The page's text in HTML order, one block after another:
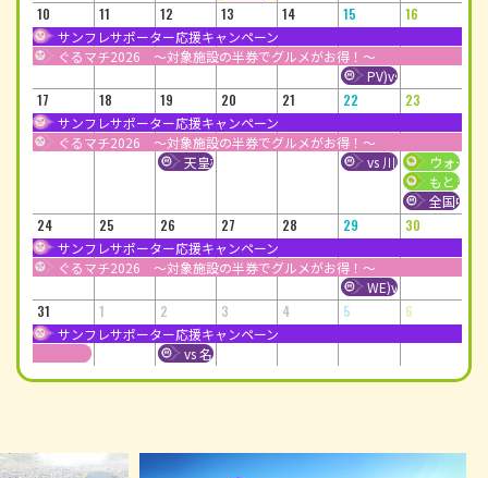
10
サンフレサポーター応援キャンペーン
ぐるマチ2026 ～対象施設の半券でグルメがお得！～
11 12 13 14 15
PV)vs. 浦和レッズ
16
17
サンフレサポーター応援キャンペーン
ぐるマチ2026 ～対象施設の半券でグルメがお得！～
18 19
天皇杯1回戦 SRC広島vs.FCマルヤス岡崎
20 21 22
vs 川崎フロンターレ
23
ウォータ
もとまち
全国中学
24
サンフレサポーター応援キャンペーン
ぐるマチ2026 ～対象施設の半券でグルメがお得！～
25 26 27 28 29
WE)vs. RB大宮アル
30
31
サンフレサポーター応援キャンペーン
1 2
vs 名古屋グランパス
3 4 5 6